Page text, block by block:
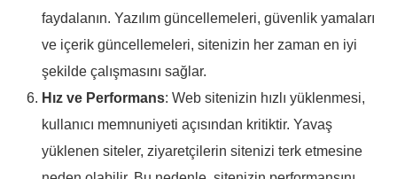
faydalanın. Yazılım güncellemeleri, güvenlik yamaları
ve içerik güncellemeleri, sitenizin her zaman en iyi
şekilde çalışmasını sağlar.
Hız ve Performans: Web sitenizin hızlı yüklenmesi,
kullanıcı memnuniyeti açısından kritiktir. Yavaş
yüklenen siteler, ziyaretçilerin sitenizi terk etmesine